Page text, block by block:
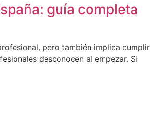
guía completa
pero también implica cumplir
desconocen al empezar. Si